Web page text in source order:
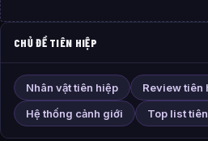
CHỦ ĐỀ TIÊN HIỆP
Nhân vật tiên hiệp
Review tiên
Hệ thống cảnh giới
Top list